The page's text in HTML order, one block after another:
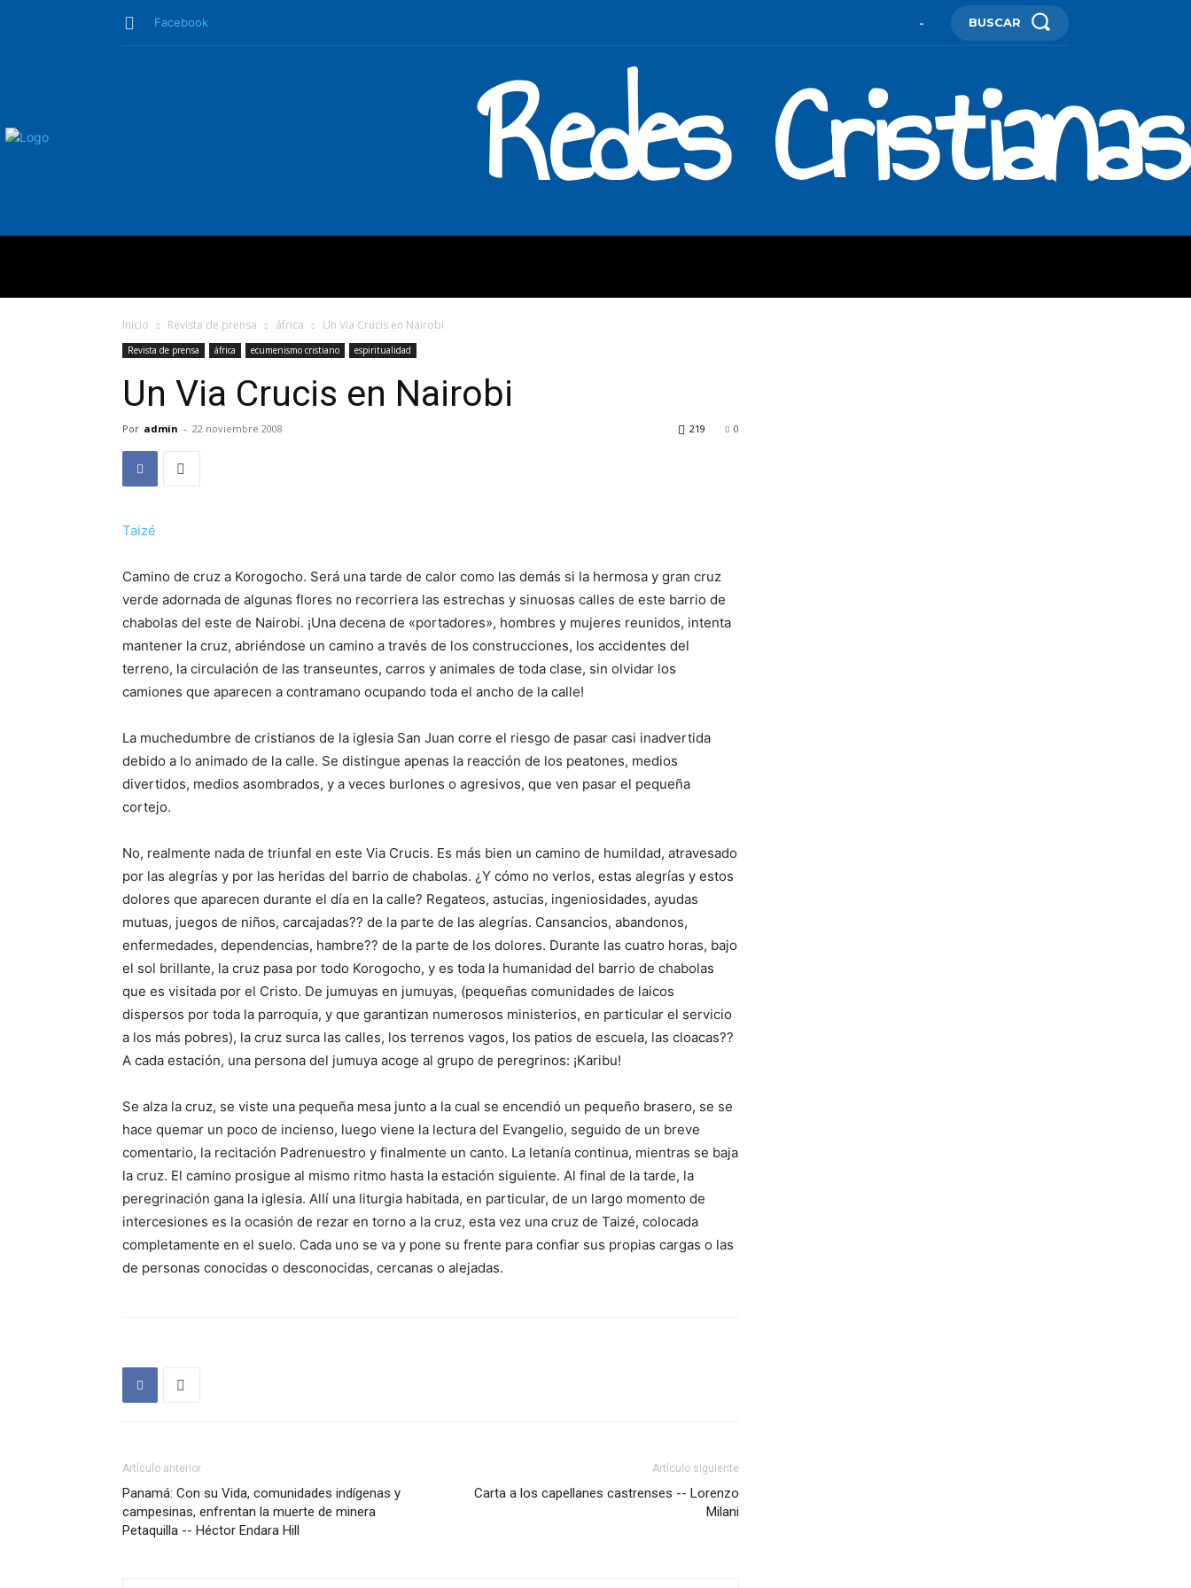
Facebook - BUSCAR
Redes Cristianas
Inicio Revista de prensa áfrica Un Via Crucis en Nairobi
Revista de prensa áfrica ecumenismo cristiano espiritualidad
Un Via Crucis en Nairobi
Por admin - 22 noviembre 2008 0
219
Taizé
Camino de cruz a Korogocho. Será una tarde de calor como las demás si la hermosa y gran cruz
verde adornada de algunas flores no recorriera las estrechas y sinuosas calles de este barrio de
chabolas del este de Nairobi. ¡Una decena de «portadores», hombres y mujeres reunidos, intenta
mantener la cruz, abriéndose un camino a través de los construcciones, los accidentes del
terreno, la circulación de las transeuntes, carros y animales de toda clase, sin olvidar los
camiones que aparecen a contramano ocupando toda el ancho de la calle!
La muchedumbre de cristianos de la iglesia San Juan corre el riesgo de pasar casi inadvertida
debido a lo animado de la calle. Se distingue apenas la reacción de los peatones, medios
divertidos, medios asombrados, y a veces burlones o agresivos, que ven pasar el pequeña
cortejo.
No, realmente nada de triunfal en este Via Crucis. Es más bien un camino de humildad, atravesado
por las alegrías y por las heridas del barrio de chabolas. ¿Y cómo no verlos, estas alegrías y estos
dolores que aparecen durante el día en la calle? Regateos, astucias, ingeniosidades, ayudas
mutuas, juegos de niños, carcajadas?? de la parte de las alegrías. Cansancios, abandonos,
enfermedades, dependencias, hambre?? de la parte de los dolores. Durante las cuatro horas, bajo
el sol brillante, la cruz pasa por todo Korogocho, y es toda la humanidad del barrio de chabolas
que es visitada por el Cristo. De jumuyas en jumuyas, (pequeñas comunidades de laicos
dispersos por toda la parroquia, y que garantizan numerosos ministerios, en particular el servicio
a los más pobres), la cruz surca las calles, los terrenos vagos, los patios de escuela, las cloacas??
A cada estación, una persona del jumuya acoge al grupo de peregrinos: ¡Karibu!
Se alza la cruz, se viste una pequeña mesa junto a la cual se encendió un pequeño brasero, se se
hace quemar un poco de incienso, luego viene la lectura del Evangelio, seguido de un breve
comentario, la recitación Padrenuestro y finalmente un canto. La letanía continua, mientras se baja
la cruz. El camino prosigue al mismo ritmo hasta la estación siguiente. Al final de la tarde, la
peregrinación gana la iglesia. Allí una liturgia habitada, en particular, de un largo momento de
intercesiones es la ocasión de rezar en torno a la cruz, esta vez una cruz de Taizé, colocada
completamente en el suelo. Cada uno se va y pone su frente para confiar sus propias cargas o las
de personas conocidas o desconocidas, cercanas o alejadas.
Artículo anterior
Panamá: Con su Vida, comunidades indígenas y
campesinas, enfrentan la muerte de minera
Petaquilla -- Héctor Endara Hill
Artículo siguiente
Carta a los capellanes castrenses -- Lorenzo
Milani